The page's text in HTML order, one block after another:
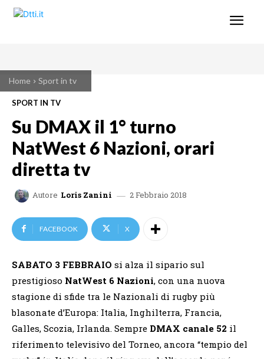
Home Sport in tv
SPORT IN TV
Su DMAX il 1° turno
NatWest 6 Nazioni, orari
diretta tv
Autore Loris Zanini 2 Febbraio 2018
FACEBOOK X
SABATO 3 FEBBRAIO si alza il sipario sul
prestigioso NatWest 6 Nazioni, con una nuova
stagione di sfide tra le Nazionali di rugby più
blasonate d’Europa: Italia, Inghilterra, Francia,
Galles, Scozia, Irlanda. Sempre DMAX canale 52 il
riferimento televisivo del Torneo, ancora “tempio del